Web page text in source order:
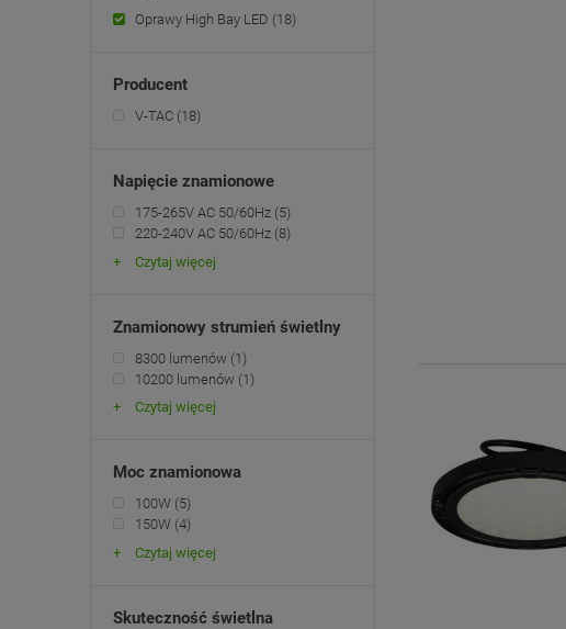
Oprawy High Bay LED (18)
Producent
V-TAC (18)
Napięcie znamionowe
175-265V AC 50/60Hz (5)
220-240V AC 50/60Hz (8)
Czytaj więcej
Znamionowy strumień świetlny
8300 lumenów (1)
10200 lumenów (1)
Czytaj więcej
Moc znamionowa
100W (5)
150W (4)
Czytaj więcej
Skuteczność świetlna